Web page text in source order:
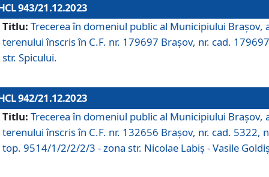
943/21.12.2023
Titlu: Trecerea în domeniul public al Municipiului Braşov,
terenului înscris în C.F. nr. 179697 Brașov, nr. cad.
str. Spicului.
942/21.12.2023
Titlu: Trecerea în domeniul public al Municipiului Braşov,
terenului înscris în C.F. nr. 132656 Brașov, nr. cad. 5322,
top. 9514/1/2/2/2/3 - zona str. Nicolae Labiș - Vasile